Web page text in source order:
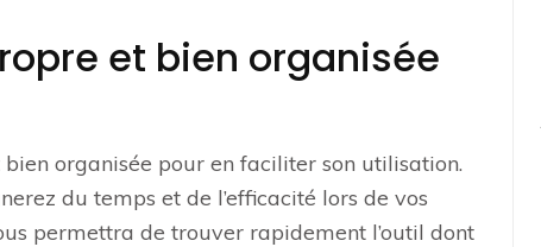
et bien organisée
organisée pour en faciliter son utilisation.
du temps et de l’efficacité lors de vos
permettra de trouver rapidement l’outil dont